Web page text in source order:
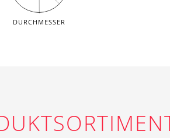
DURCHMESSER